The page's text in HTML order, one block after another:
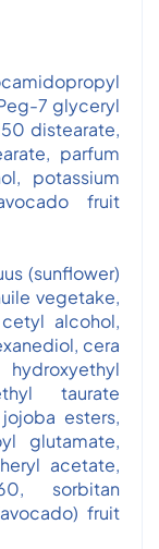
7 glyceryl
distearate,
parfum
potassium
fruit
(sunflower)
vegetake,
alcohol,
cera
taurate
esters,
glutamate,
acetate,
sorbitan
fruit